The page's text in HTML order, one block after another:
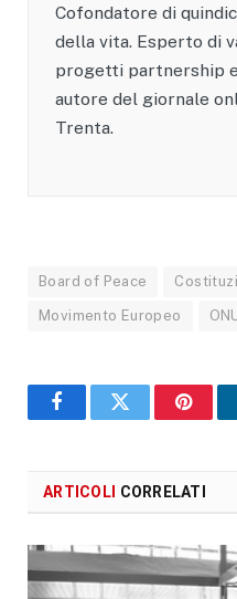
Cofondatore di
della vita. Esperto di
progetti partnership
autore del giornale
Trenta.
Board of Peace
Movimento Europeo
Facebook
X
ARTICOLI CORRELATI